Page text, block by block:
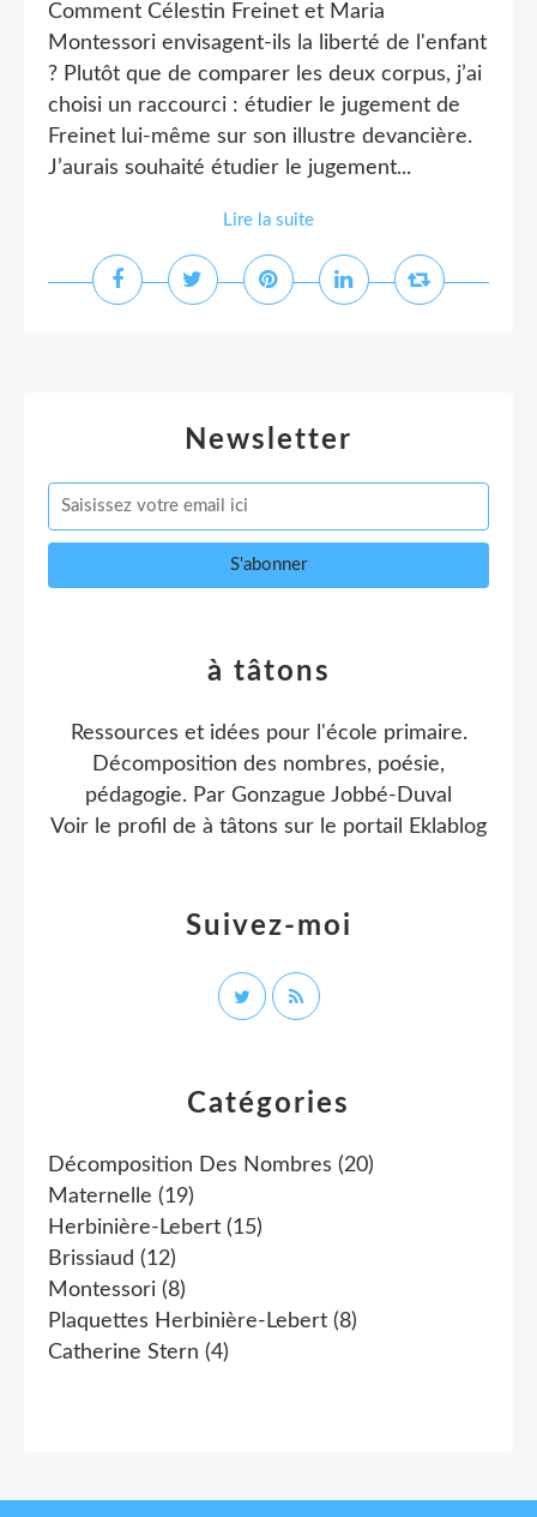
Comment Célestin Freinet et Maria
Montessori envisagent-ils la liberté de l'enfant
? Plutôt que de comparer les deux corpus, j’ai
choisi un raccourci : étudier le jugement de
Freinet lui-même sur son illustre devancière.
J’aurais souhaité étudier le jugement...
Lire la suite
Newsletter
Catégories
Décomposition Des Nombres (20)
Maternelle (19)
Herbinière-Lebert (15)
Brissiaud (12)
Montessori (8)
Plaquettes Herbinière-Lebert (8)
Catherine Stern (4)
à tâtons
Ressources et idées pour l'école primaire.
Décomposition des nombres, poésie,
pédagogie. Par Gonzague Jobbé-Duval
Voir le profil de à tâtons sur le portail Eklablog
Suivez-moi